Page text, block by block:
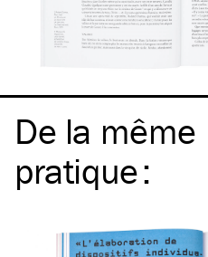
De la même
pratique: